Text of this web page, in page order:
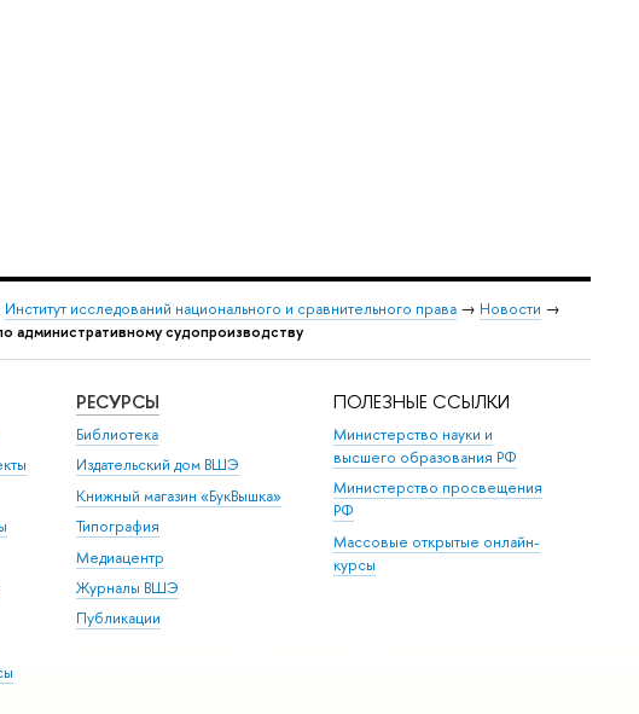
Институт исследований национального и сравнительного права → Новости →
административному судопроизводству
РЕСУРСЫ
Библиотека
Издательский дом ВШЭ
Книжный магазин «БукВышка»
Типография
Медиацентр
Журналы ВШЭ
Публикации
ПОЛЕЗНЫЕ ССЫЛКИ
Министерство науки и
высшего образования РФ
Министерство просвещения
РФ
Массовые открытые онлайн-
курсы